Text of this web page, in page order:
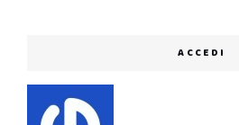
ACCEDI